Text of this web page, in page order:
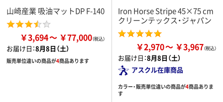
山崎産業 吸油マットDP F-140
￥3,694 ￥77,000
お届け日：8月8日（土）
販売単位違いの商品が4商品あります
Iron Horse Stripe 45×75 cm
クリーンテックス・ジャパン
￥2,970 ￥3,967
お届け日：8月8日（土）
アスクル在庫商品
カラー・販売単位違いの商品が4商品ありま
す